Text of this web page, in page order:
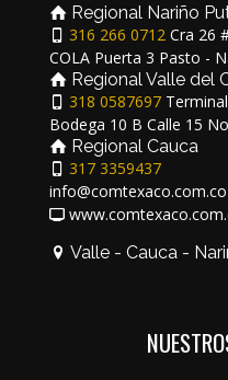
Regional Nariño
316 266 0712 Cra 26
COLA Puerta 3 Pasto -
Regional Valle del
318 0587697
Bodega 10 B Calle 15
Regional Cauca
317 3359437
info@comtexaco.com.co
Valle - Cauca -